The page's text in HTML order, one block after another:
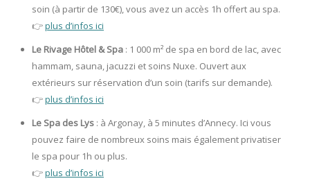
soin (à partir de 130€), vous avez un accès 1h offert au spa.
👉plus d’infos ici
Le Rivage Hôtel & Spa : 1 000 m² de spa en bord de lac, avec
hammam, sauna, jacuzzi et soins Nuxe. Ouvert aux
extérieurs sur réservation d’un soin (tarifs sur demande).
👉plus d’infos ici
Le Spa des Lys : à Argonay, à 5 minutes d’Annecy. Ici vous
pouvez faire de nombreux soins mais également privatiser
le spa pour 1h ou plus.
👉plus d’infos ici